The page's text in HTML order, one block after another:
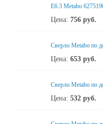
Е6.3 Metabo
Цена: 756 руб.
Сверло Metabo по
Цена: 653 руб.
Сверло Metabo по
Цена: 532 руб.